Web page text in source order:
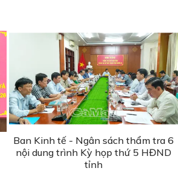
Ban Kinh tế - Ngân sách thẩm tra 6
nội dung trình Kỳ họp thứ 5 HĐND
tỉnh